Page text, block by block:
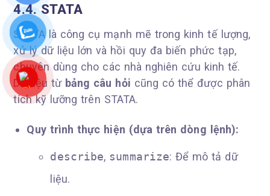
4.4. STATA
STATA là công cụ mạnh mẽ trong kinh tế lượng,
xử lý dữ liệu lớn và hồi quy đa biến phức tạp,
chuyên dùng cho các nhà nghiên cứu kinh tế.
Dữ liệu từ bảng câu hỏi cũng có thể được phân
tích kỹ lưỡng trên STATA.
Quy trình thực hiện (dựa trên dòng lệnh):
describe, summarize: Để mô tả dữ
liệu.